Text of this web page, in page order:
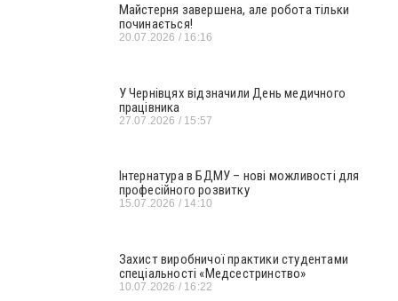
Майстерня завершена, але робота тільки
починається!
20.07.2026 16:16
У Чернівцях відзначили День медичного
працівника
27.07.2026 15:57
Інтернатура в БДМУ – нові можливості для
професійного розвитку
15.07.2026 14:10
Захист виробничої практики студентами
спеціальності «Медсестринство»
10.07.2026 16:22